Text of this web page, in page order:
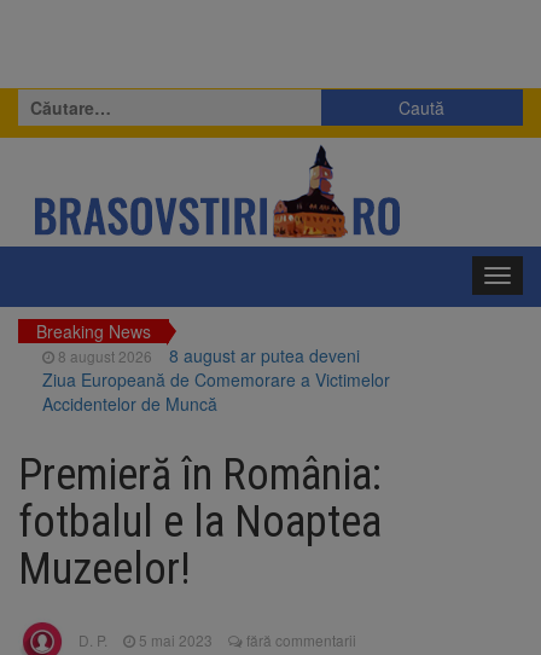
Caută
după:
Breaking News
8 august 2026
8 august ar putea deveni
Ziua Europeană de Comemorare a Victimelor
Accidentelor de Muncă
fostului complex Duplex 91, de lângă Piața
Star
8 august 2026
Ungaria renunță la apelul
pentru reducerea consumului de energie.
Nivelul Dunării a început să crească
8 august 2026
Asociația Română pentru
nopții, nu oprirea iluminatului public
7 august 2026
Trafic blocat pe DN1E Brașov
Premieră în România:
fotbalul e la Noaptea
Muzeelor!
D. P. 5 mai 2023 fără commentarii